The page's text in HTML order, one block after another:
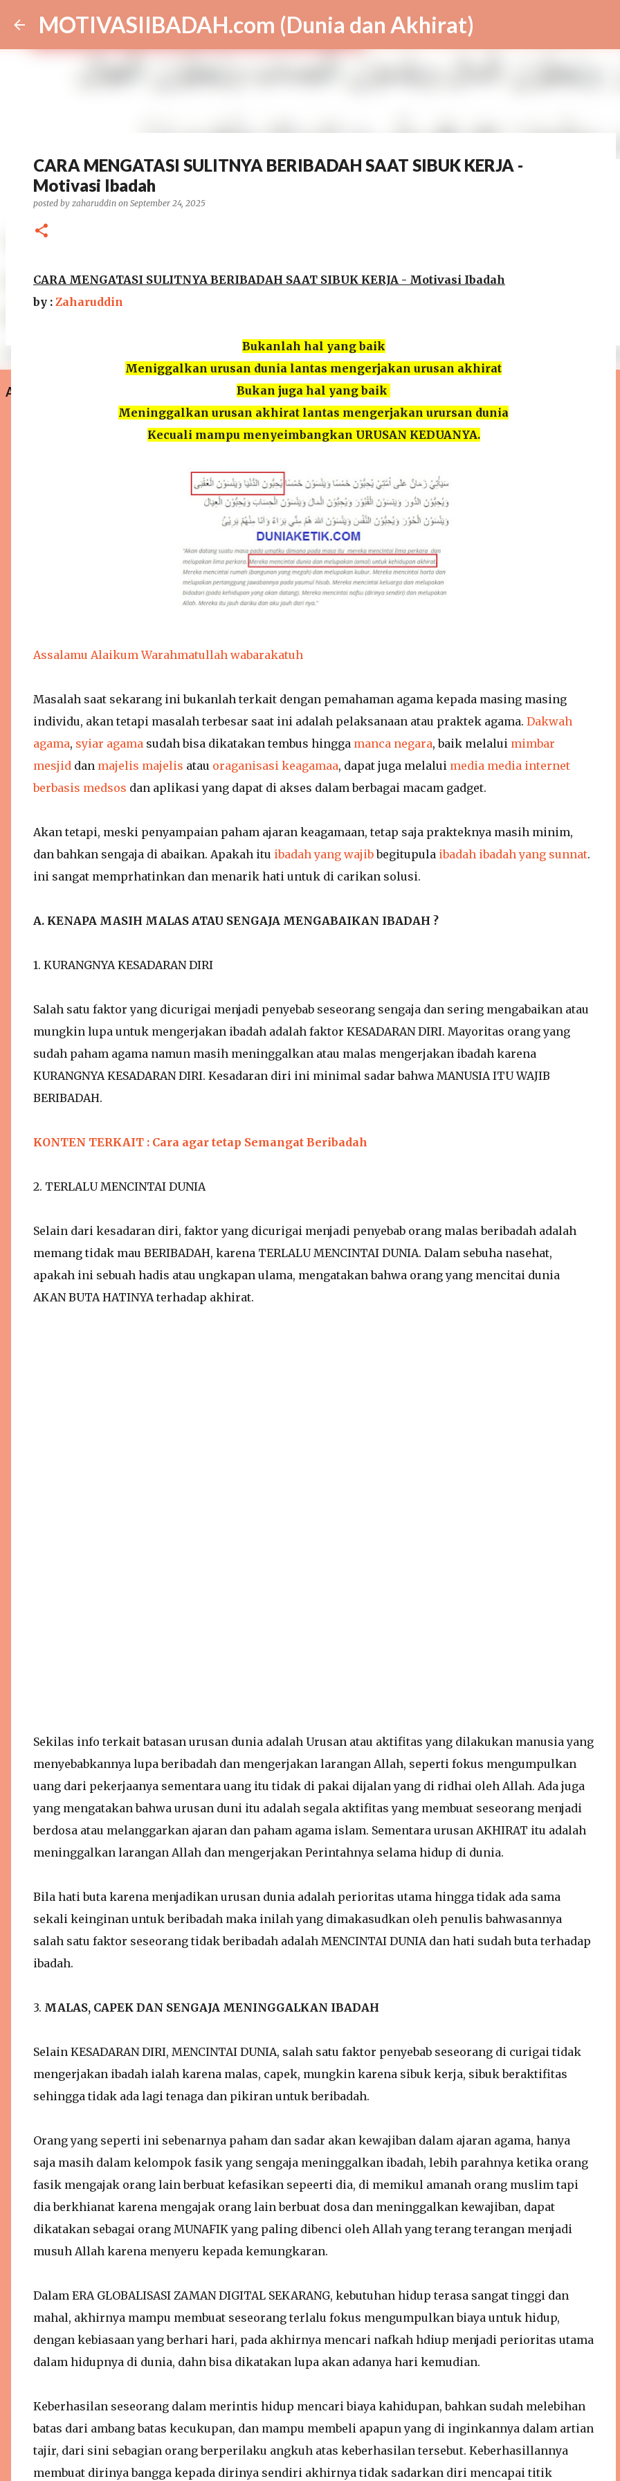
Skip to main content
MOTIVASIIBADAH.com (Dunia dan Akhirat)
ARTIKEL UNGGULAN
Selain MAKANAN BERGIZI, Apa Lagi yang Lebih Penting ?
posted by March 27, 2026
KESEHATAN
CARA MENGATASI SULITNYA BERIBADAH SAAT SIBUK KERJA -
Motivasi Ibadah
posted by zaharuddin on September 24, 2025
CARA MENGATASI SULITNYA BERIBADAH SAAT SIBUK KERJA - Motivasi Ibadah
by : Zaharuddin
Bukanlah hal yang baik
Meniggalkan urusan dunia lantas mengerjakan urusan akhirat
Bukan juga hal yang baik
Meninggalkan urusan akhirat lantas mengerjakan urursan dunia
Kecuali mampu menyeimbangkan URUSAN KEDUANYA.
Assalamu Alaikum Warahmatullah wabarakatuh
Masalah saat sekarang ini bukanlah terkait dengan pemahaman agama kepada masing masing
individu, akan tetapi masalah terbesar saat ini adalah pelaksanaan atau praktek agama. Dakwah
agama, syiar agama sudah bisa dikatakan tembus hingga manca negara, baik melalui mimbar
mesjid dan majelis majelis atau oraganisasi keagamaa, dapat juga melalui media media internet
berbasis medsos dan aplikasi yang dapat di akses dalam berbagai macam gadget.
Akan tetapi, meski penyampaian paham ajaran keagamaan, tetap saja prakteknya masih minim,
dan bahkan sengaja di abaikan. Apakah itu ibadah yang wajibbegitupula ibadah ibadah yang sunnat.
ini sangat memprhatinkan dan menarik hati untuk di carikan solusi.
A. KENAPA MASIH MALAS ATAU SENGAJA MENGABAIKAN IBADAH ?
1. KURANGNYA KESADARAN DIRI
Salah satu faktor yang dicurigai menjadi penyebab seseorang sengaja dan sering mengabaikan atau
mungkin lupa untuk mengerjakan ibadah adalah faktor KESADARAN DIRI. Mayoritas orang yang
sudah paham agama namun masih meninggalkan atau malas mengerjakan ibadah karena
KURANGNYA KESADARAN DIRI. Kesadaran diri ini minimal sadar bahwa MANUSIA ITU WAJIB
BERIBADAH.
KONTEN TERKAIT : Cara agar tetap Semangat Beribadah
2. TERLALU MENCINTAI DUNIA
Selain dari kesadaran diri, faktor yang dicurigai menjadi penyebab orang malas beribadah adalah
memang tidak mau BERIBADAH, karena TERLALU MENCINTAI DUNIA. Dalam sebuha nasehat,
apakah ini sebuah hadis atau ungkapan ulama, mengatakan bahwa orang yang mencitai dunia
AKAN BUTA HATINYA terhadap akhirat.
Sekilas info terkait batasan urusan dunia adalah Urusan atau aktifitas yang dilakukan manusia yang
menyebabkannya lupa beribadah dan mengerjakan larangan Allah, seperti fokus mengumpulkan
uang dari pekerjaanya sementara uang itu tidak di pakai dijalan yang di ridhai oleh Allah. Ada juga
yang mengatakan bahwa urusan duni itu adalah segala aktifitas yang membuat seseorang menjadi
berdosa atau melanggarkan ajaran dan paham agama islam. Sementara urusan AKHIRAT itu adalah
meninggalkan larangan Allah dan mengerjakan Perintahnya selama hidup di dunia.
Bila hati buta karena menjadikan urusan dunia adalah perioritas utama hingga tidak ada sama
sekali keinginan untuk beribadah maka inilah yang dimakasudkan oleh penulis bahwasannya
salah satu faktor seseorang tidak beribadah adalah MENCINTAI DUNIA dan hati sudah buta terhadap
ibadah.
3. MALAS, CAPEK DAN SENGAJA MENINGGALKAN IBADAH
Selain KESADARAN DIRI, MENCINTAI DUNIA, salah satu faktor penyebab seseorang di curigai tidak
mengerjakan ibadah ialah karena malas, capek, mungkin karena sibuk kerja, sibuk beraktifitas
sehingga tidak ada lagi tenaga dan pikiran untuk beribadah.
Orang yang seperti ini sebenarnya paham dan sadar akan kewajiban dalam ajaran agama, hanya
saja masih dalam kelompok fasik yang sengaja meninggalkan ibadah, lebih parahnya ketika orang
fasik mengajak orang lain berbuat kefasikan sepeerti dia, di memikul amanah orang muslim tapi
dia berkhianat karena mengajak orang lain berbuat dosa dan meninggalkan kewajiban, dapat
dikatakan sebagai orang MUNAFIK yang paling dibenci oleh Allah yang terang terangan menjadi
musuh Allah karena menyeru kepada kemungkaran.
Dalam ERA GLOBALISASI ZAMAN DIGITAL SEKARANG, kebutuhan hidup terasa sangat tinggi dan
mahal, akhirnya mampu membuat seseorang terlalu fokus mengumpulkan biaya untuk hidup,
dengan kebiasaan yang berhari hari, pada akhirnya mencari nafkah hdiup menjadi perioritas utama
dalam hidupnya di dunia, dahn bisa dikatakan lupa akan adanya hari kemudian.
Keberhasilan seseorang dalam merintis hidup mencari biaya kahidupan, bahkan sudah melebihan
batas dari ambang batas kecukupan, dan mampu membeli apapun yang di inginkannya dalam artian
tajir, dari sini sebagian orang berperilaku angkuh atas keberhasilan tersebut. Keberhasillannya
membuat dirinya bangga kepada dirinya sendiri akhirnya tidak sadarkan diri mencapai titik